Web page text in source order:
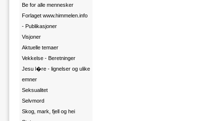
Be for alle mennesker
Forlaget www.himmelen.info
- Publikasjoner
Visjoner
Aktuelle temaer
Vekkelse - Beretninger
Jesu l�re - lignelser og ulike
emner
Seksualitet
Selvmord
Skog, mark, fjell og hei